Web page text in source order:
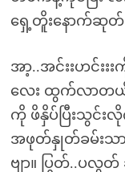
ရှေ့တိူးနောက်ဆု
အာ့..အင်းးဟင်
လေး ထွက်လာတယ်
ကို ဖိနှိပ်ပြီးသွင်
အဖုတ်နှုတ်ခမ်းသာ
ဗျာ။ ပြွတ်..ပ